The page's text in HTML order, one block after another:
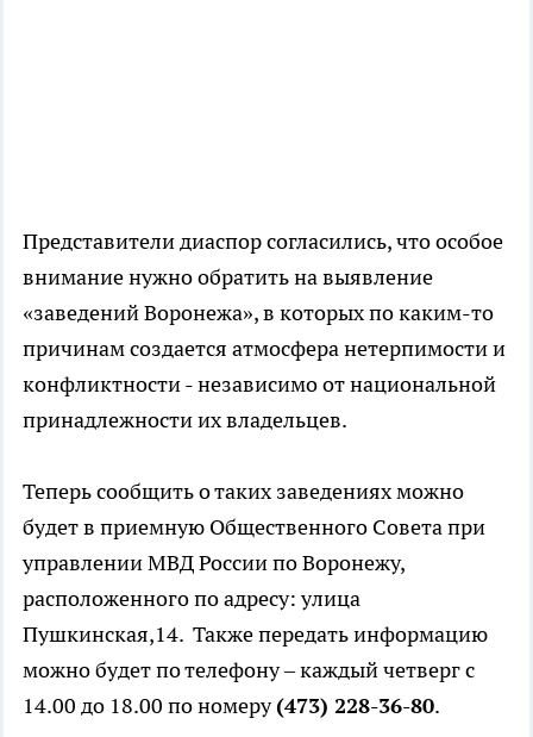
Представители диаспор согласились, что особое
внимание нужно обратить на выявление
«заведений Воронежа», в которых по каким-то
причинам создается атмосфера нетерпимости и
конфликтности - независимо от национальной
принадлежности их владельцев.
Теперь сообщить о таких заведениях можно
будет в приемную Общественного Совета при
управлении МВД России по Воронежу,
расположенного по адресу: улица
Пушкинская,14. Также передать информацию
можно будет по телефону – каждый четверг с
14.00 до 18.00 по номеру(473) 228-36-80.